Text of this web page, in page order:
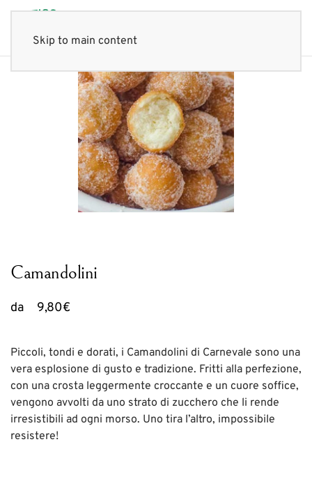
Skip to main content
Camandolini
da 9,80€
Piccoli, tondi e dorati, i Camandolini di Carnevale sono una
vera esplosione di gusto e tradizione. Fritti alla perfezione,
con una crosta leggermente croccante e un cuore soffice,
vengono avvolti da uno strato di zucchero che li rende
irresistibili ad ogni morso. Uno tira l’altro, impossibile
resistere!